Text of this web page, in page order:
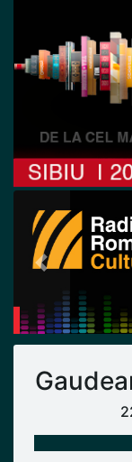
Previous